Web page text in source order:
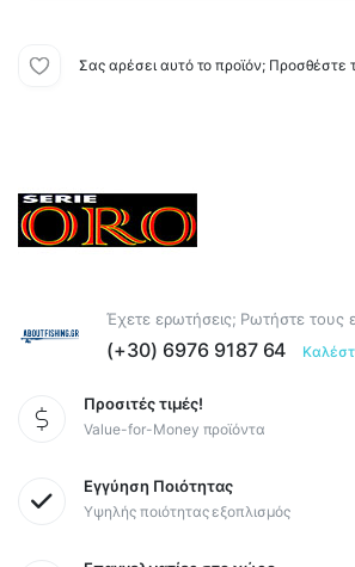
Σας αρέσει αυτό το προϊόν;
Έχετε ερωτήσεις; Ρωτήστε τους
(+30) 6976 9187 64
Προσιτές τιμές!
Value-for-Money προϊόντα
Εγγύηση Ποιότητας
Υψηλής ποιότητας εξοπλισμός